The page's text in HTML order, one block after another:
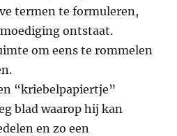
termen te formuleren,
ontstaat.
om eens te rommelen
“kriebelpapiertje”
blad waarop hij kan
en zo een